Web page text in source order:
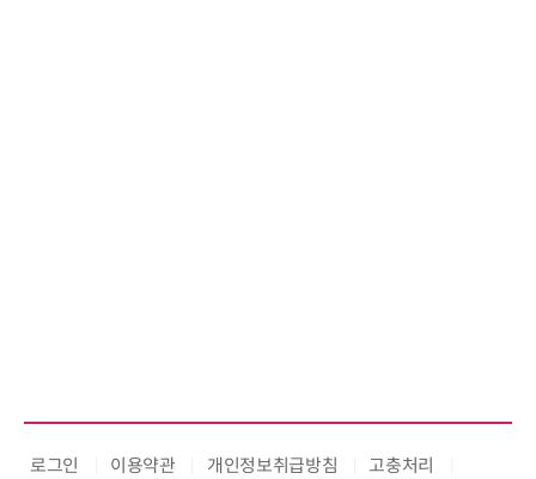
로그인 이용약관 개인정보취급방침 고충처리